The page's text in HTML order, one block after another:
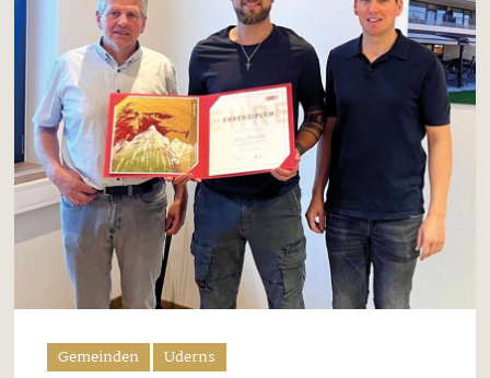
Gemeinden Uderns